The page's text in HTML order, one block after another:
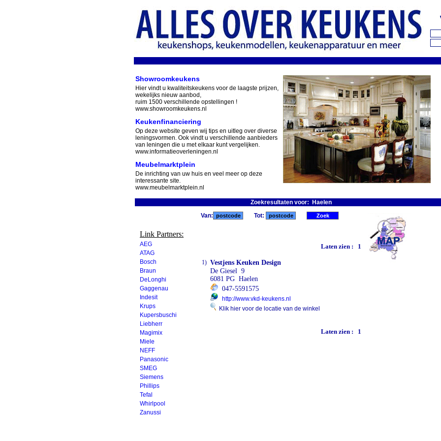
Showroomkeukens
Hier vindt u kwaliteitskeukens voor de laagste prijzen,
wekelijks nieuw aanbod,
ruim 1500 verschillende opstellingen !
www.showroomkeukens.nl
Keukenfinanciering
Op deze website geven wij tips en uitleg over diverse
leningsvormen. Ook vindt u verschillende aanbieders
van leningen die u met elkaar kunt vergelijken.
www.informatieoverleningen.nl
Meubelmarktplein
De inrichting van uw huis en veel meer op deze
interessante site.
www.meubelmarktplein.nl
Zoekresultaten voor: Haelen
Link Partners:
AEG
ATAG
Bosch
Braun
DeLonghi
Gaggenau
Indesit
Krups
Kupersbuschi
Liebherr
Magimix
Miele
NEFF
Panasonic
SMEG
Siemens
Phillips
Tefal
Whirlpool
Zanussi
Van: Tot:
Laten zien : 1
1) Vestjens Keuken Design
De Giesel 9
6081 PG Haelen
047-5591575
http://www.vkd-keukens.nl
Klik hier voor de locatie van de winkel
Laten zien : 1